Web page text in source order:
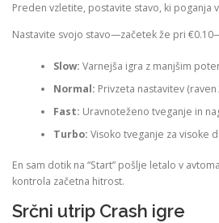
Preden vzletite, postavite stavo, ki poganja
Nastavite svojo stavo—začetek že pri
Slow: Varnejša igra z manjšim
Normal: Privzeta nastavitev (raven
Fast: Uravnoteženo tveganje in
Turbo: Visoko tveganje za visoke
En sam dotik na “Start” pošlje letalo v
kontrola začetna hitrost.
Srčni utrip Crash igre